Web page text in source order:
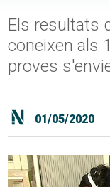
Els resultats
coneixen als
proves
01/05/2020